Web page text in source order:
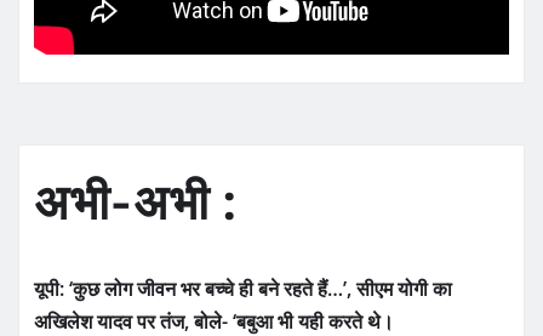
अभी-अभी :
यूपी: ‘कुछ लोग जीवन भर बच्चे ही बने रहते हैं…’, सीएम योगी का
अखिलेश यादव पर तंज, बोले- ‘बबुआ भी यही करते थे।